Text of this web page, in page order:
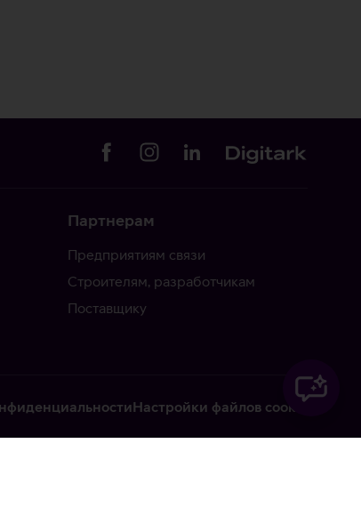
Партнерам
Предприятиям связи
Строителям, разработчикам
Поставщику
Настройки файлов cookie